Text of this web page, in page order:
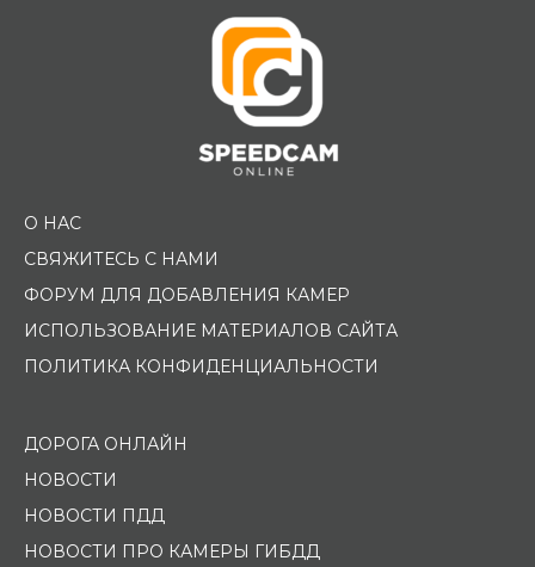
О НАС
СВЯЖИТЕСЬ С НАМИ
ФОРУМ ДЛЯ ДОБАВЛЕНИЯ КАМЕР
ИСПОЛЬЗОВАНИЕ МАТЕРИАЛОВ САЙТА
ПОЛИТИКА КОНФИДЕНЦИАЛЬНОСТИ
ДОРОГА ОНЛАЙН
НОВОСТИ
НОВОСТИ ПДД
НОВОСТИ ПРО КАМЕРЫ ГИБДД